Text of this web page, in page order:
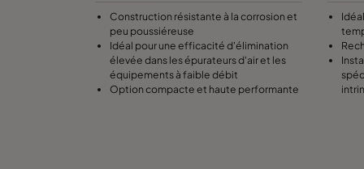
Construction résistante à la corrosion et
peu poussiéreuse
Idéal pour une efficacité d'élimination
élevée dans les épurateurs d'air et les
équipements à faible débit
Option compacte et haute performante